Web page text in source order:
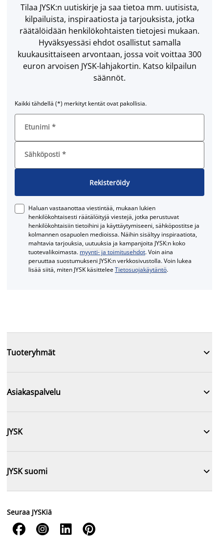
Tilaa JYSK:n uutiskirje ja saa tietoa mm. uutisista,
kilpailuista, inspiraatiosta ja tarjouksista, jotka
räätälöidään henkilökohtaisten tietojesi mukaan.
Hyväksyessäsi ehdot osallistut samalla
kuukausittaiseen arvontaan, jossa voit voittaa 300
euron arvoisen JYSK-lahjakortin. Katso kilpailun
säännöt.
Kaikki tähdellä (*) merkityt kentät ovat pakollisia.
Etunimi *
Sähköposti *
Rekisteröidy
Haluan vastaanottaa viestintää, mukaan lukien
henkilökohtaisesti räätälöityjä viestejä, jotka perustuvat
henkilökohtaisiin tietoihini ja käyttäytymiseeni, sähköpostitse ja
kolmannen osapuolen medioissa. Näihin sisältyy inspiraatiota,
mahtavia tarjouksia, uutuuksia ja kampanjoita JYSK:n koko
tuotevalikoimasta. myynti- ja toimitusehdot. Voin aina
peruuttaa suostumukseni JYSK:n verkkosivustolla. Voin lukea
lisää siitä, miten JYSK käsitteleeTietosuojakäytäntö.
Tuoteryhmät 
Asiakaspalvelu 
JYSK 
JYSK suomi 
Seuraa JYSKiä
   